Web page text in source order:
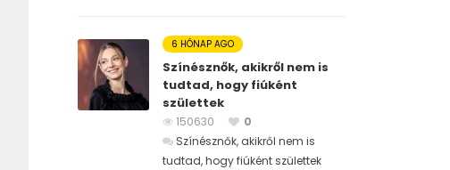
6 HÓNAP AGO
Színésznők, akikről nem is
tudtad, hogy fiúként
születtek
150630
0
Színésznők, akikről nem is
tudtad, hogy fiúként születtek